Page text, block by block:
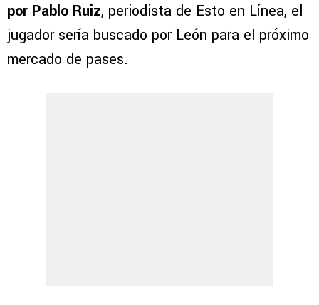
por Pablo Ruiz, periodista de Esto en Línea, el
jugador sería buscado por León para el próximo
mercado de pases.